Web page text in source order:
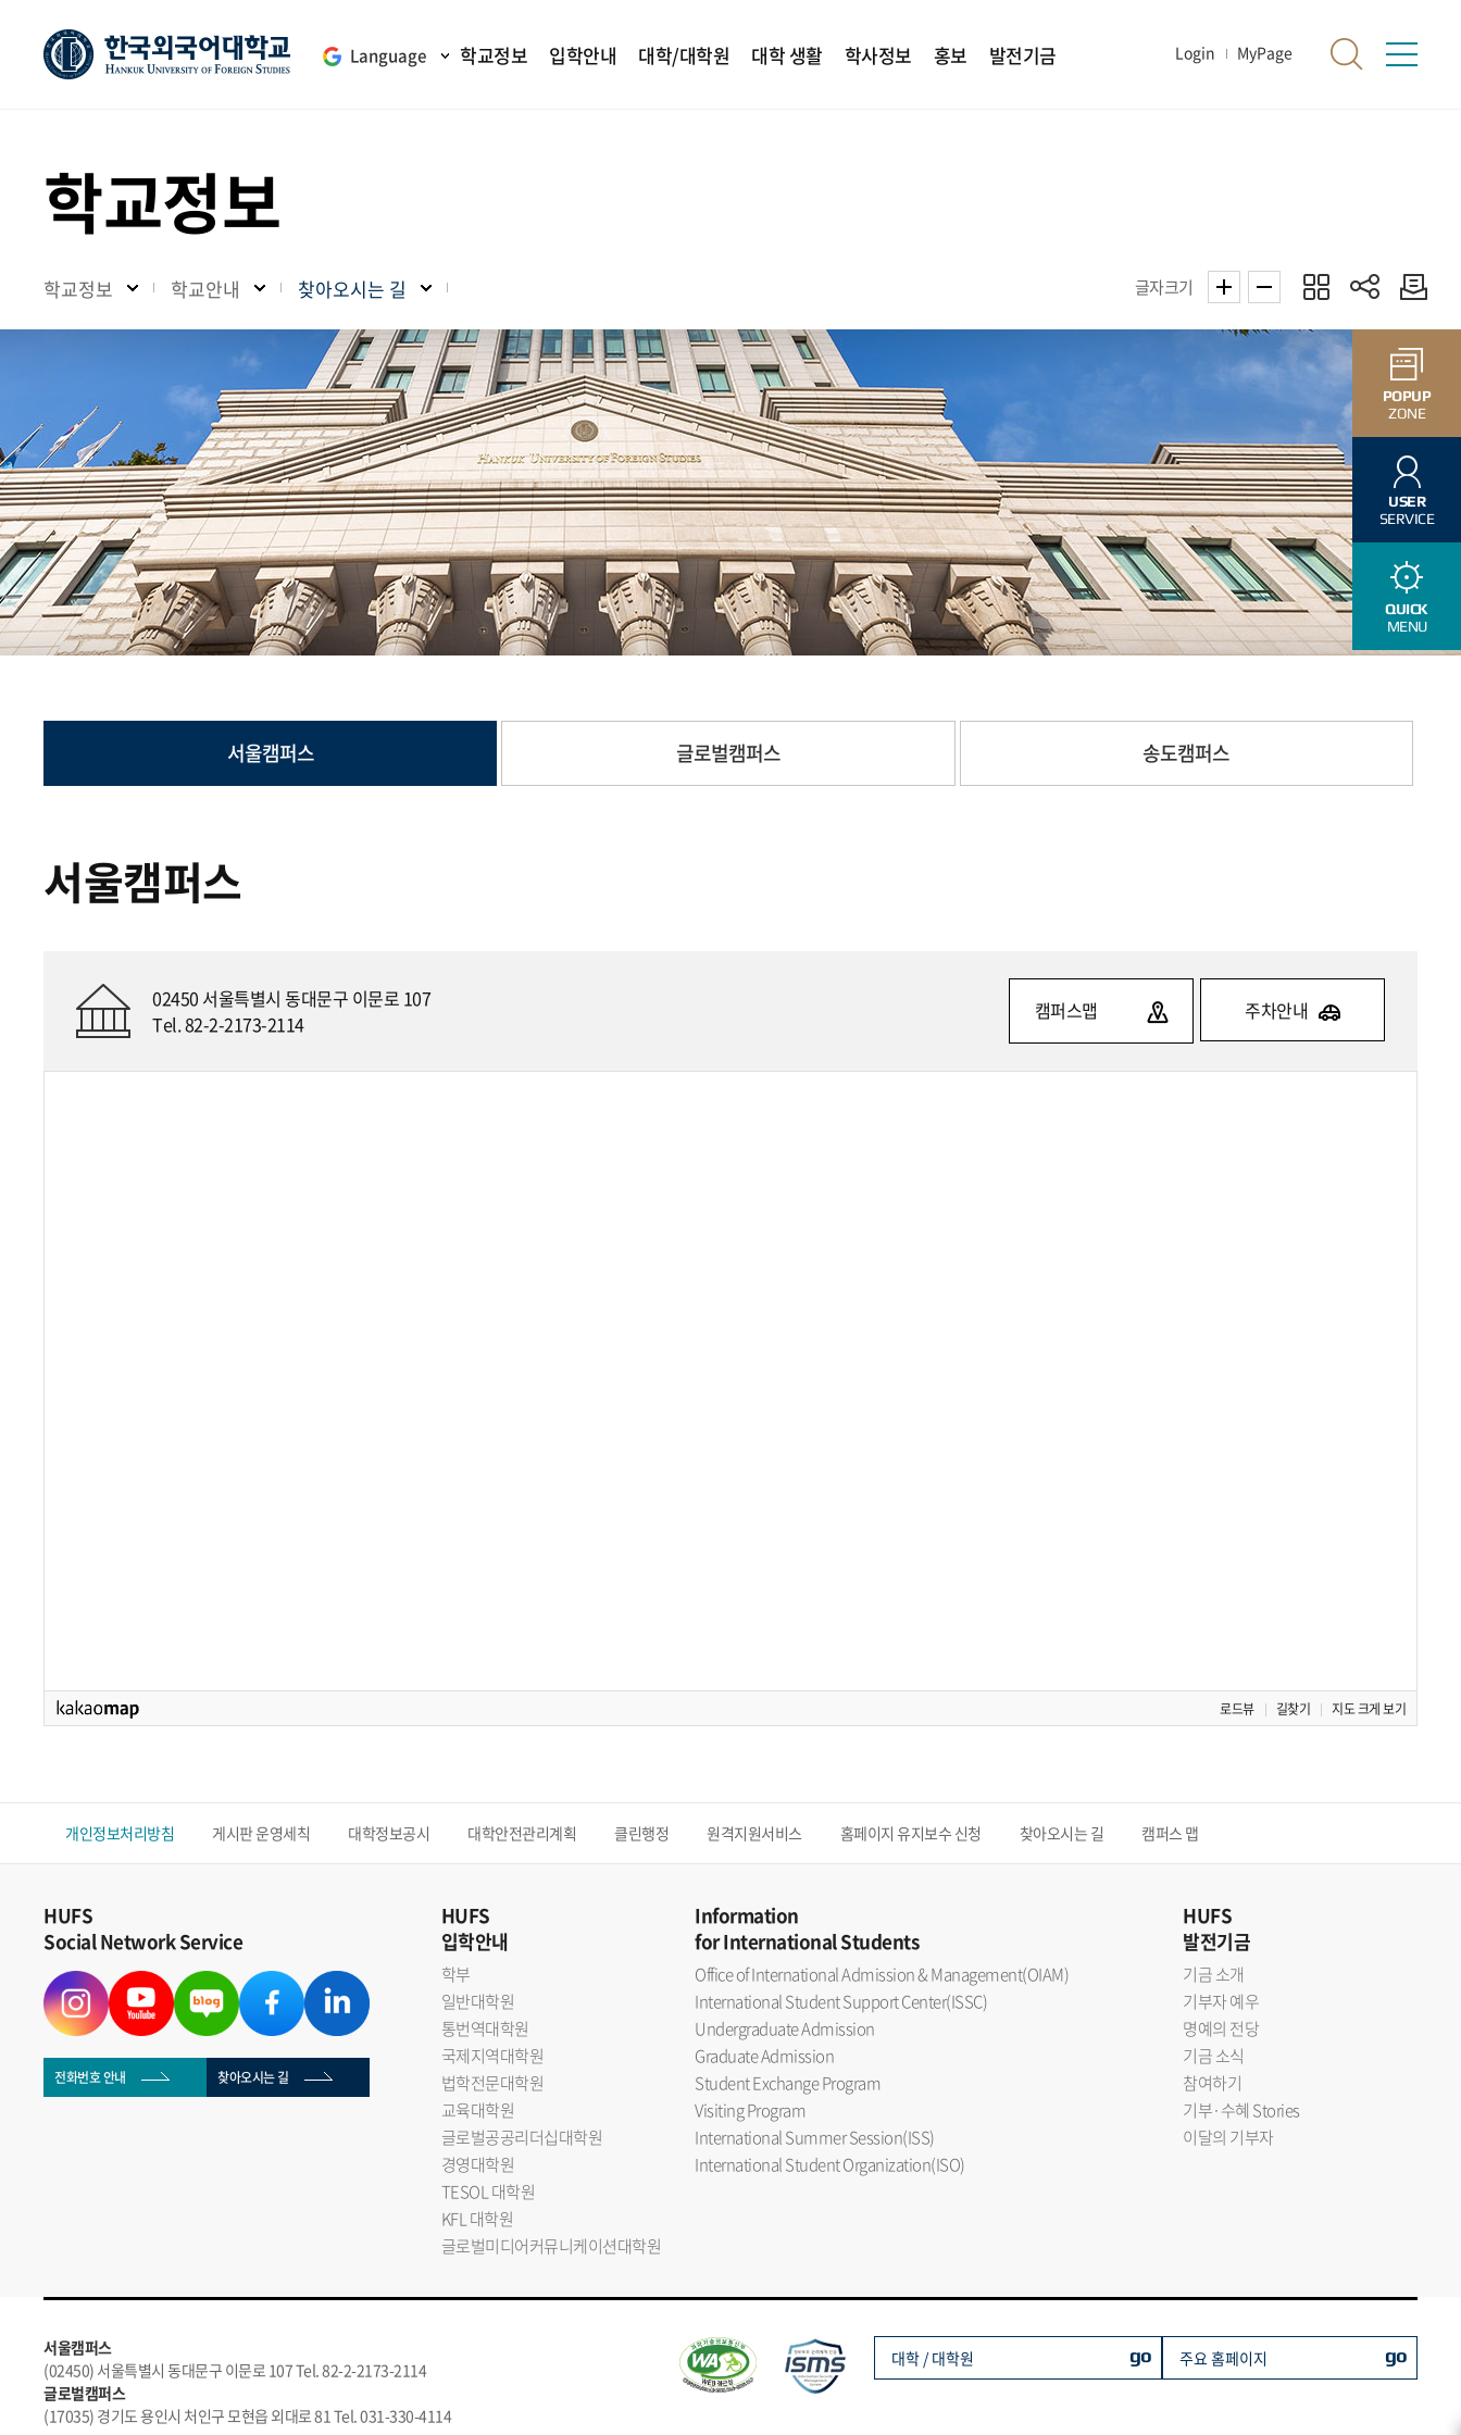
Language 학교정보 입학안내 대학/대학원 대학 생활 학사정보 홍보 발전기금 Login MyPage
POPUP
ZONE
USER
SERVICE
QUICK
MENU
학교정보
학교정보 학교안내 찾아오시는 길 글자크기
서울캠퍼스 글로벌캠퍼스 송도캠퍼스
서울캠퍼스
02450 서울특별시 동대문구 이문로 107
Tel. 82-2-2173-2114
캠퍼스맵 주차안내
로드뷰 길찾기 지도 크게 보기
개인정보처리방침 게시판 운영세칙 대학정보공시 대학안전관리계획 클린행정 원격지원서비스 홈페이지 유지보수 신청 찾아오시는 길 캠퍼스 맵
HUFS
Social Network Service
전화번호 안내 찾아오시는 길
HUFS
입학안내
학부
일반대학원
통번역대학원
국제지역대학원
법학전문대학원
교육대학원
글로벌공공리더십대학원
경영대학원
TESOL 대학원
KFL 대학원
글로벌미디어커뮤니케이션대학원
Information
for International Students
Office of International Admission & Management(OIAM)
International Student Support Center(ISSC)
Undergraduate Admission
Graduate Admission
Student Exchange Program
Visiting Program
International Summer Session(ISS)
International Student Organization(ISO)
HUFS
발전기금
기금 소개
기부자 예우
명예의 전당
기금 소식
참여하기
기부·수혜 Stories
이달의 기부자
서울캠퍼스
(02450) 서울특별시 동대문구 이문로 107 Tel. 82-2-2173-2114
글로벌캠퍼스
(17035) 경기도 용인시 처인구 모현읍 외대로 81 Tel. 031-330-4114
대학 / 대학원 go 주요 홈페이지 go